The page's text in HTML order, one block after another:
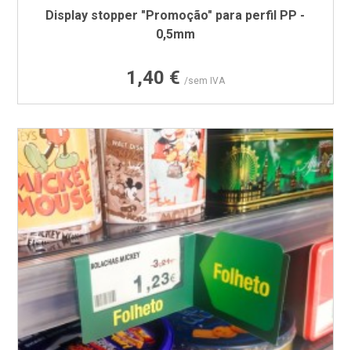
Display stopper "Promoção" para perfil PP -
0,5mm
Preço
1,40 € /sem IVA